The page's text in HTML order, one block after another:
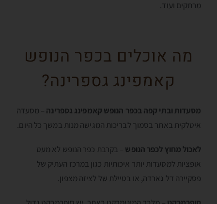
מרתקים ועוד.
מה אוכלים בכפר הנופש
קאמפינג גספרינה?
מסעדות ובתי קפה בכפר הנופש קאמפינג גספרינה – מסעדה
איטלקית באתר בסמוך לבריכות המגישה מנות במשך כל היום.
לאכול מחוץ לכפר הנופש – בקרבת כפר הנופש לא מעט
אופציות למסעדות יותר איכותיות כגון במרכז העתיק של
פסקיירה דל גארדה, או בטיילת של לציזה מצפון.